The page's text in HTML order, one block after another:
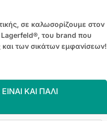
σε καλωσορίζουμε στον
του brand που
και των σικάτων εμφανίσεων!
ΚΑΙ ΠΆΛΙ